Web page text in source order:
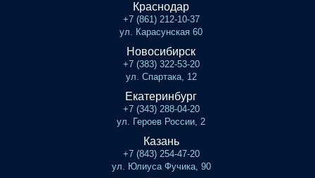
Краснодар
+7 (861) 212-10-37
ул. Карасунская 60
Новосибирск
+7 (383) 322-53-20
ул. Спартака, 12
Екатеринбург
+7 (343) 288-04-20
ул. Героев России, 2
Казань
+7 (843) 254-47-20
ул. Юлиуса Фучика, 90